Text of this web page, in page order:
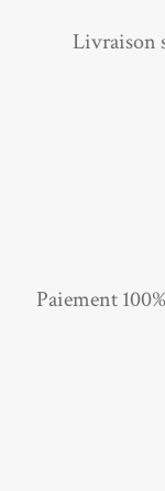
Livraison
Paiement